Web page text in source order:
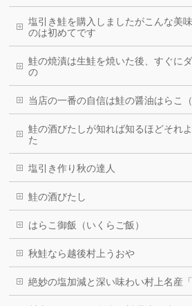
塩引き鮭を購入しましたがこんな美
のは初めてです
鮭の焼漬は生鮭を焼いた後、すぐに
の
当店の一番の自信は鮭の醤油はらこ
鮭の酒びたしが知れば知るほどそれ
た
塩引き作り秋の達人
鮭の酒びたし
はらこ御飯（いくらご飯）
秋鮭なら越後村上うおや
絶妙の塩加減と深い味わい村上名産「